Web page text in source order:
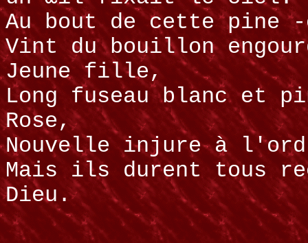
Au bout de cette pine
Vint du bouillon
Jeune fille,
Long fuseau blanc et
Rose,
Nouvelle injure à
Mais ils durent tous
Dieu.